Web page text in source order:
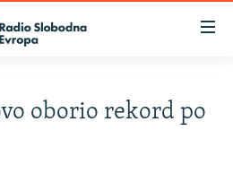
oborio rekord po